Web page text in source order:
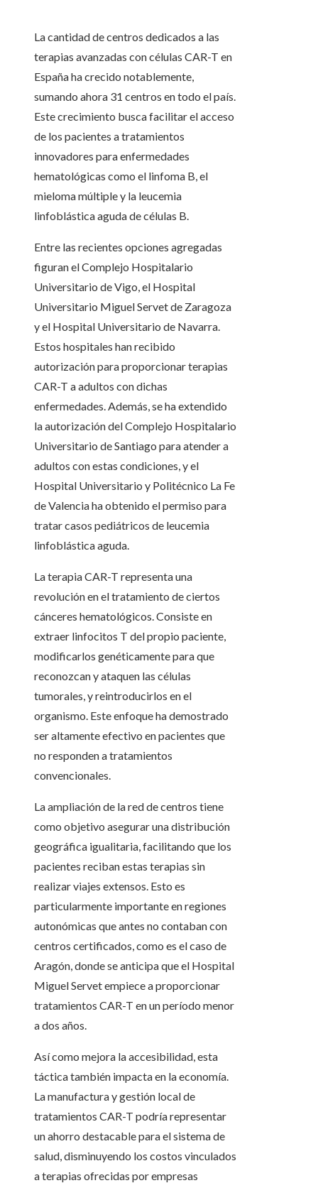
La cantidad de centros dedicados a las
terapias avanzadas con células CAR-T en
España ha crecido notablemente,
sumando ahora 31 centros en todo el país.
Este crecimiento busca facilitar el acceso
de los pacientes a tratamientos
innovadores para enfermedades
hematológicas como el linfoma B, el
mieloma múltiple y la leucemia
linfoblástica aguda de células B.
Entre las recientes opciones agregadas
figuran el Complejo Hospitalario
Universitario de Vigo, el Hospital
Universitario Miguel Servet de Zaragoza
y el Hospital Universitario de Navarra.
Estos hospitales han recibido
autorización para proporcionar terapias
CAR-T a adultos con dichas
enfermedades. Además, se ha extendido
la autorización del Complejo Hospitalario
Universitario de Santiago para atender a
adultos con estas condiciones, y el
Hospital Universitario y Politécnico La Fe
de Valencia ha obtenido el permiso para
tratar casos pediátricos de leucemia
linfoblástica aguda.
La terapia CAR-T representa una
revolución en el tratamiento de ciertos
cánceres hematológicos. Consiste en
extraer linfocitos T del propio paciente,
modificarlos genéticamente para que
reconozcan y ataquen las células
tumorales, y reintroducirlos en el
organismo. Este enfoque ha demostrado
ser altamente efectivo en pacientes que
no responden a tratamientos
convencionales.
La ampliación de la red de centros tiene
como objetivo asegurar una distribución
geográfica igualitaria, facilitando que los
pacientes reciban estas terapias sin
realizar viajes extensos. Esto es
particularmente importante en regiones
autonómicas que antes no contaban con
centros certificados, como es el caso de
Aragón, donde se anticipa que el Hospital
Miguel Servet empiece a proporcionar
tratamientos CAR-T en un período menor
a dos años.
Así como mejora la accesibilidad, esta
táctica también impacta en la economía.
La manufactura y gestión local de
tratamientos CAR-T podría representar
un ahorro destacable para el sistema de
salud, disminuyendo los costos vinculados
a terapias ofrecidas por empresas